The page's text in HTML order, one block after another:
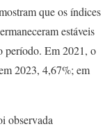
que os índices
estáveis
período. Em 2021, o
2023, 4,67%; em
observada